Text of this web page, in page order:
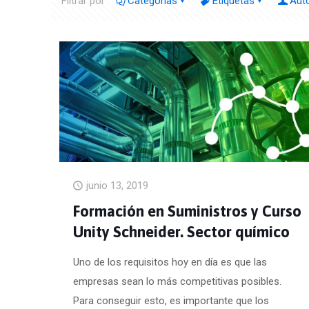
junio 13, 2019
Formación en Suministros y Curso
Unity Schneider. Sector químico
Uno de los requisitos hoy en día es que las
empresas sean lo más competitivas posibles.
Para conseguir esto, es importante que los